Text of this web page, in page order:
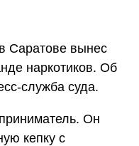
Саратове вынес
наркотиков. Об
служба суда.
Он
кепку с